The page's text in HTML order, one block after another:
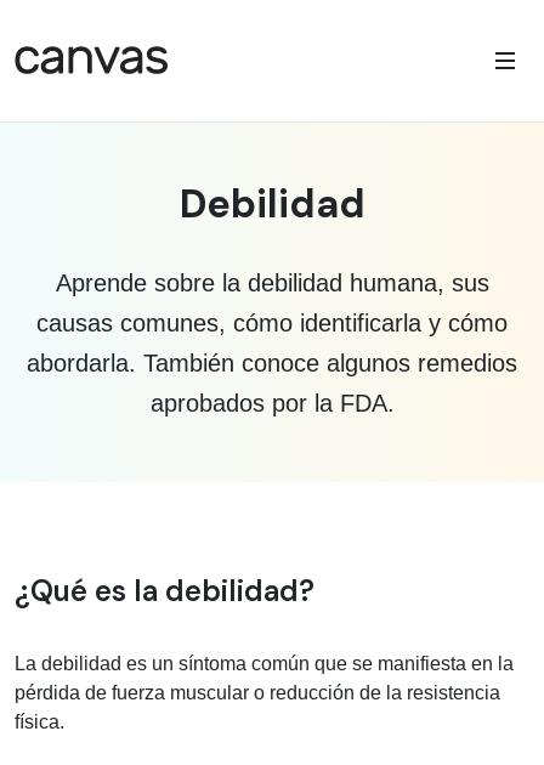
Debilidad
Aprende sobre la debilidad humana, sus
causas comunes, cómo identificarla y cómo
abordarla. También conoce algunos remedios
aprobados por la FDA.
Información médica sobre debilidad
¿Qué es la debilidad?
La debilidad es un síntoma común que se manifiesta en la
pérdida de fuerza muscular o reducción de la resistencia
física.